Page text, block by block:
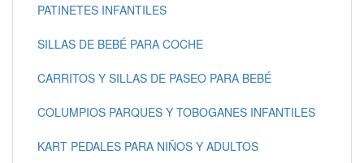
PATINETES INFANTILES
SILLAS DE BEBÉ PARA COCHE
CARRITOS Y SILLAS DE PASEO PARA BEBÉ
COLUMPIOS PARQUES Y TOBOGANES INFANTILES
KART PEDALES PARA NIÑOS Y ADULTOS